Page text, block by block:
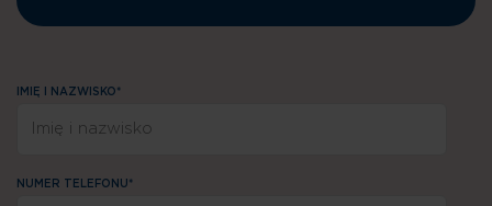
IMIĘ I NAZWISKO*
NUMER TELEFONU*